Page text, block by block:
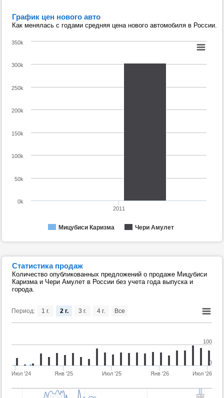
График цен нового авто
Как менялась с годами средняя цена нового автомобиля в России.
Мицубиси Каризма Чери Амулет
2011
0k
50k
100k
150k
200k
250k
300k
350k
Статистика продаж
Количество опубликованных предложений о продаже Мицубиси
Каризма и Чери Амулет в России без учета года выпуска и
города.
Период:
Июл '24 Янв '25 Июл '25 Янв '26 Июл '26
0
100
1 г. 2 г. 3 г. 4 г. Все